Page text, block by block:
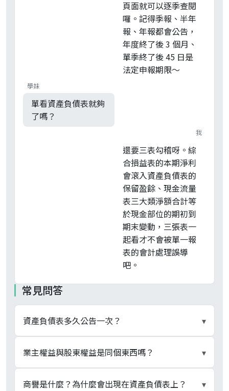
頁面就可以逐季查閱
囉。記得季報、半年
報、年報都會公告，
年度終了後 3 個月、
單季終了後 45 日是
法定申報期限～
學妹
單看資產負債表就夠
了嗎？
我
還要三表勾稽呀。綜
合損益表的本期淨利
會滾入資產負債表的
保留盈餘、現金流量
表三大類淨額合計等
於現金部位的期初到
期末變動，三張表一
起看才不會被單一報
表的會計處理誤導
吧。
常見問答
資產負債表多久公告一次？ ▾
依證券交易法第 36 條，上市櫃公司年度財報於會
計年度終了後 3 個月內公告（須經會計師查核簽
證、董事會通過及監察人承認）；第一季、第二
業主權益與股東權益是同個東西嗎？ ▾
三者實質指同一塊，但用語來源不同。「業主權
商譽是什麼？為什麼會出現在資產負債表上？ ▾